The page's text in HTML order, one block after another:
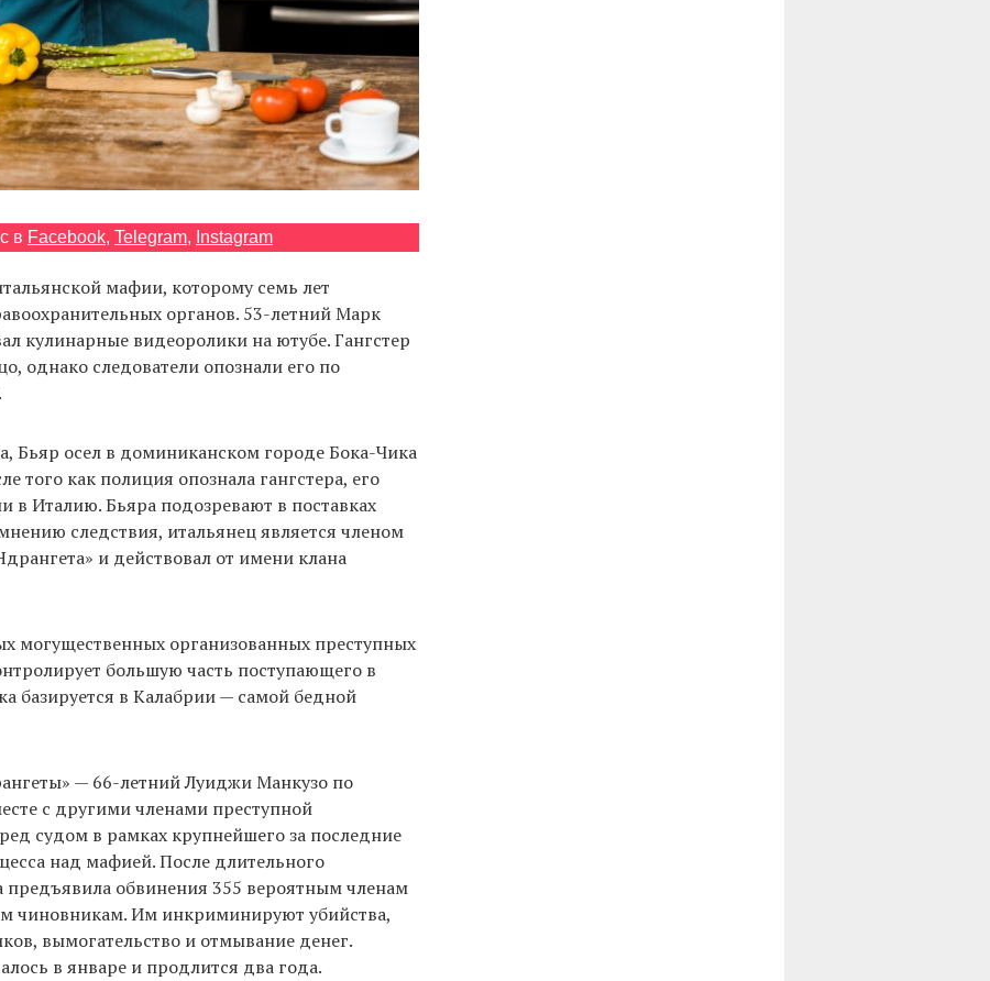
в Facebook, Telegram, Instagram
мафии, которому семь лет
органов. 53-летний Марк
кулинарные видеоролики на ютубе. Гангстер
однако следователи опознали его по
Бьяр осел в доминиканском городе Бока-Чика
того как полиция опознала гангстера, его
в Италию. Бьяра подозревают в поставках
следствия, итальянец является членом
и действовал от имени клана
могущественных организованных преступных
большую часть поступающего в
базируется в Калабрии — самой бедной
— 66-летний Луиджи Манкузо по
с другими членами преступной
судом в рамках крупнейшего за последние
над мафией. После длительного
предъявила обвинения 355 вероятным членам
чиновникам. Им инкриминируют убийства,
вымогательство и отмывание денег.
в январе и продлится два года.